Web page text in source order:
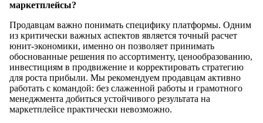
маркетплейсы?
Продавцам важно понимать специфику платформы. Одним
из критически важных аспектов является точный расчет
юнит-экономики, именно он позволяет принимать
обоснованные решения по ассортименту, ценообразованию,
инвестициям в продвижение и корректировать стратегию
для роста прибыли. Мы рекомендуем продавцам активно
работать с командой: без слаженной работы и грамотного
менеджмента добиться устойчивого результата на
маркетплейсе практически невозможно.